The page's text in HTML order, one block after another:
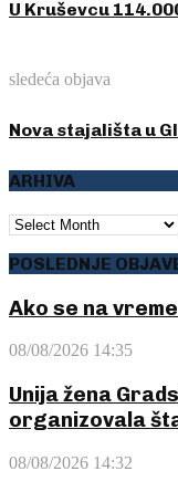
U Kruševcu
sledeća objava
Nova stajališta u
ARHIVA
ARHIVA
POSLEDNJE
Ako se na
08/08/2026 14:35
Unija žena
organizovala
08/08/2026 14:32